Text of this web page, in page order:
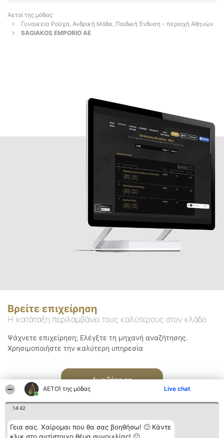
ΑΕΤΟΊ της μόδας Live chat
14:42
Γεια σας. Χαίρομαι που θα σας βοηθήσω! 🙂 Κάντε
Αετοί της μόδας
Γυναικεία Ρούχα, Ανδρική Μόδα, Παιδική Ένδυση - περιοχή Αθηνών
SAGIAKOS EMPORIO AE
Βρείτε επιχείρηση
Η κατάταξη περιλαμβάνει τους καλύτερους στον κλάδο
Ψάχνετε επιχείρηση; Ελέγξτε τη μηχανή αναζήτησης.
Χρησιμοποιήστε την καλύτερη υπηρεσία
Αναζήτηση